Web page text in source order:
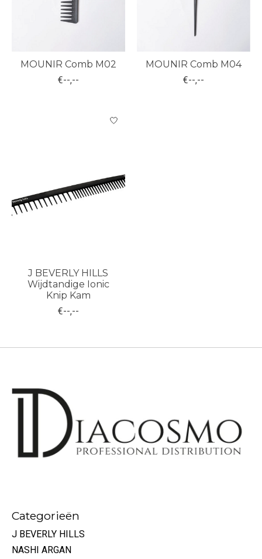
MOUNIR Comb M02
€--,--
MOUNIR Comb M04
€--,--
J BEVERLY HILLS
Wijdtandige Ionic
Knip Kam
€--,--
Categorieën
J BEVERLY HILLS
NASHI ARGAN